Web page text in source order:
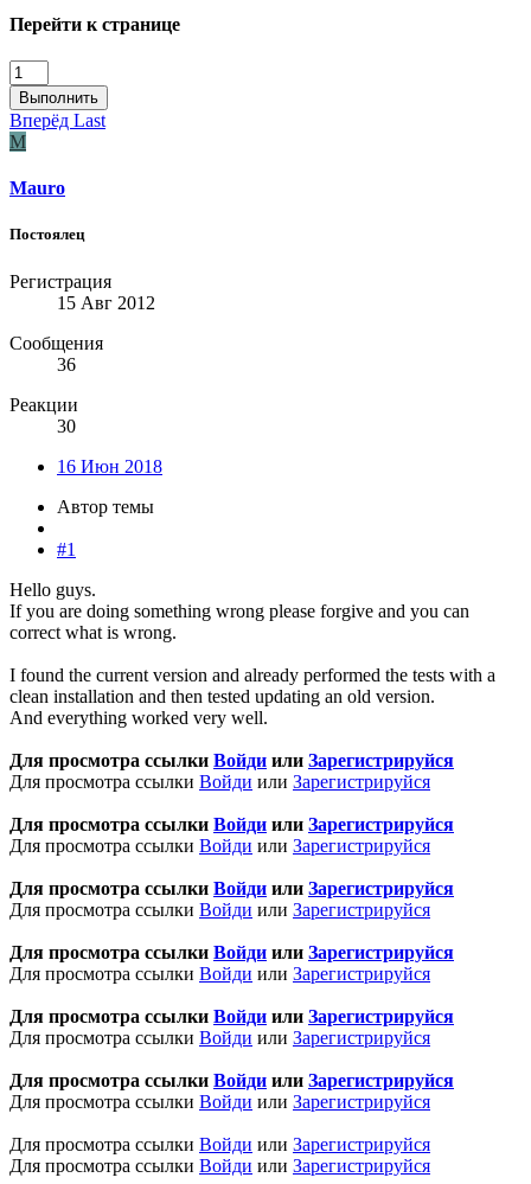
Перейти к странице
Выполнить
Вперёд Last
M
Mauro
Постоялец
Регистрация
15 Авг 2012
Сообщения
36
Реакции
30
16 Июн 2018
Автор темы
#1
Hello guys.
If you are doing something wrong please forgive and you can
correct what is wrong.
I found the current version and already performed the tests with a
clean installation and then tested updating an old version.
And everything worked very well.
Для просмотра ссылки Войди или Зарегистрируйся
Для просмотра ссылки Войди или Зарегистрируйся
Для просмотра ссылки Войди или Зарегистрируйся
Для просмотра ссылки Войди или Зарегистрируйся
Для просмотра ссылки Войди или Зарегистрируйся
Для просмотра ссылки Войди или Зарегистрируйся
Для просмотра ссылки Войди или Зарегистрируйся
Для просмотра ссылки Войди или Зарегистрируйся
Для просмотра ссылки Войди или Зарегистрируйся
Для просмотра ссылки Войди или Зарегистрируйся
Для просмотра ссылки Войди или Зарегистрируйся
Для просмотра ссылки Войди или Зарегистрируйся
Для просмотра ссылки Войди или Зарегистрируйся
Для просмотра ссылки Войди или Зарегистрируйся